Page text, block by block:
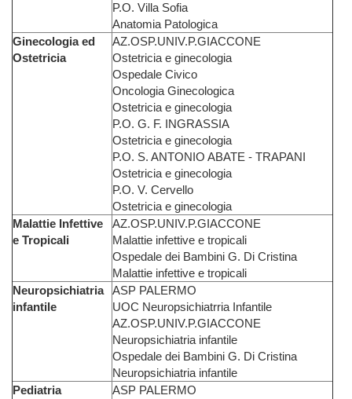
P.O. Villa Sofia
Anatomia Patologica
Ginecologia ed
Ostetricia
AZ.OSP.UNIV.P.GIACCONE
Ostetricia e ginecologia
Ospedale Civico
Oncologia Ginecologica
Ostetricia e ginecologia
P.O. G. F. INGRASSIA
Ostetricia e ginecologia
P.O. S. ANTONIO ABATE - TRAPANI
Ostetricia e ginecologia
P.O. V. Cervello
Ostetricia e ginecologia
Malattie Infettive
e Tropicali
AZ.OSP.UNIV.P.GIACCONE
Malattie infettive e tropicali
Ospedale dei Bambini G. Di Cristina
Malattie infettive e tropicali
Neuropsichiatria
infantile
ASP PALERMO
UOC Neuropsichiatrria Infantile
AZ.OSP.UNIV.P.GIACCONE
Neuropsichiatria infantile
Ospedale dei Bambini G. Di Cristina
Neuropsichiatria infantile
Pediatria
ASP PALERMO